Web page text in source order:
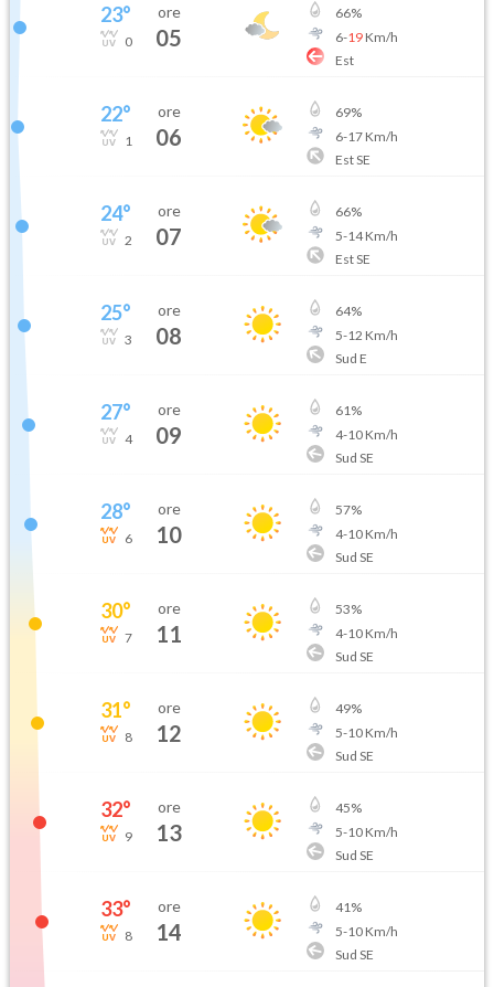
23°
0
ore
05
66%
6-19Km/h
Est
22°
1
ore
06
69%
6-17Km/h
Est SE
24°
2
ore
07
66%
5-14Km/h
Est SE
25°
3
ore
08
64%
5-12 Km/h
Sud E
27°
4
ore
09
61%
4-10Km/h
Sud SE
28°
6
ore
10
57%
4-10Km/h
Sud SE
30°
7
ore
11
53%
4-10Km/h
Sud SE
31°
8
ore
12
49%
5-10Km/h
Sud SE
32°
9
ore
13
45%
5-10Km/h
Sud SE
33°
8
ore
14
41%
5-10Km/h
Sud SE